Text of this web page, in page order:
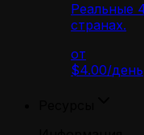
Реальные
странах.
от
$4.00/день